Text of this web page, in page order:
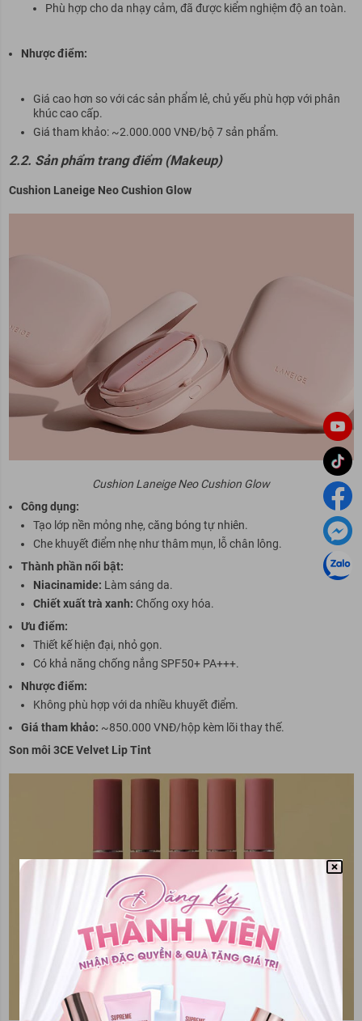
Phù hợp cho da nhạy cảm, đã được kiểm nghiệm độ an toàn.
Nhược điểm:
Giá cao hơn so với các sản phẩm lẻ, chủ yếu phù hợp với phân
khúc cao cấp.
Giá tham khảo: ~2.000.000 VNĐ/bộ 7 sản phẩm.
2.2. Sản phẩm trang điểm (Makeup)
Cushion Laneige Neo Cushion Glow
Cushion Laneige Neo Cushion Glow
Công dụng:
Tạo lớp nền mỏng nhẹ, căng bóng tự nhiên.
Che khuyết điểm nhẹ như thâm mụn, lỗ chân lông.
Thành phần nổi bật:
Niacinamide: Làm sáng da.
Chiết xuất trà xanh: Chống oxy hóa.
Ưu điểm:
Thiết kế hiện đại, nhỏ gọn.
Có khả năng chống nắng SPF50+ PA+++.
Nhược điểm:
Không phù hợp với da nhiều khuyết điểm.
Giá tham khảo: ~850.000 VNĐ/hộp kèm lõi thay thế.
Son môi 3CE Velvet Lip Tint